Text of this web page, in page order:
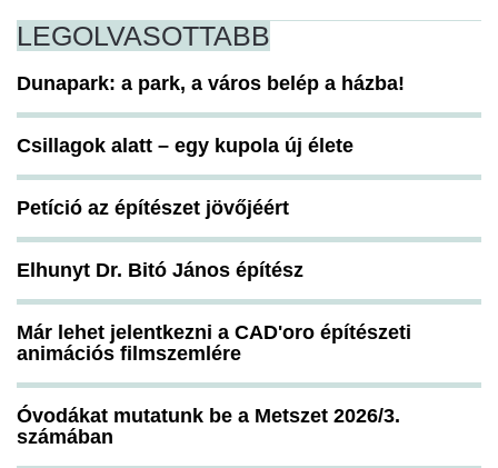
LEGOLVASOTTABB
Dunapark: a park, a város belép a házba!
Csillagok alatt – egy kupola új élete
Petíció az építészet jövőjéért
Elhunyt Dr. Bitó János építész
Már lehet jelentkezni a CAD'oro építészeti
animációs filmszemlére
Óvodákat mutatunk be a Metszet 2026/3.
számában